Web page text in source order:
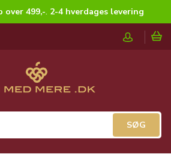
over 499,-. 2-4 hverdages levering